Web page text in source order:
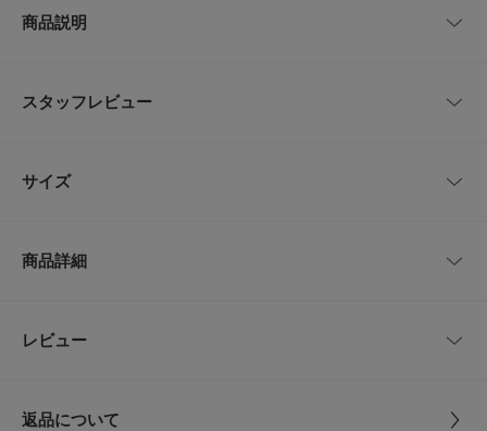
商品説明
日々の着こなしに頼もしいトップスが届きました。クロップド丈が上半身を
スッキリと見せ、ウエストの位置が上がりスタイルアップ効果も◎身幅はた
ます。首元を美しく演出するボートネックもポイント。1枚あると何かと便
利なおすすめアイテムです。
・大人好みのクリアな風合い
・カジュアルコーデに活躍
※商品画像は、光の当たり具合やパソコンなどの閲覧環境により、実際の色
スタッフレビュー
サイズ
サイズガイド
商品詳細
レビュー
返品について